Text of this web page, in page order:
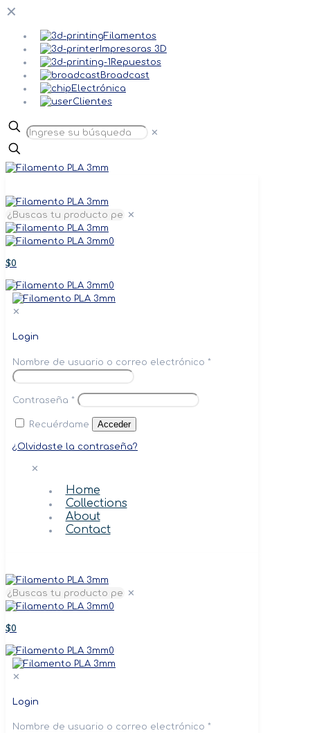
✕
Filamentos
Impresoras 3D
Repuestos
Broadcast
Electrónica
Clientes
✕
✕
0
$0
0
✕
Login
Nombre de usuario o correo electrónico *
Contraseña *
Recuérdame Acceder
¿Olvidaste la contraseña?
✕
Home
Collections
About
Contact
✕
0
$0
0
✕
Login
Nombre de usuario o correo electrónico *